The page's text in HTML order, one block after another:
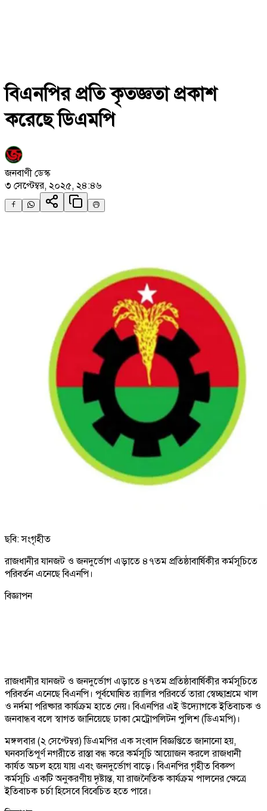
বিএনপির প্রতি কৃতজ্ঞতা প্রকাশ
করেছে ডিএমপি
জনবাণী ডেস্ক
৩ সেপ্টেম্বর, ২০২৫, ২৪:৪৬
ছবি: সংগৃহীত
রাজধানীর যানজট ও জনদুর্ভোগ এড়াতে ৪৭তম প্রতিষ্ঠাবার্ষিকীর কর্মসূচিতে
পরিবর্তন এনেছে বিএনপি।
বিজ্ঞাপন
রাজধানীর যানজট ও জনদুর্ভোগ এড়াতে ৪৭তম প্রতিষ্ঠাবার্ষিকীর কর্মসূচিতে
পরিবর্তন এনেছে বিএনপি। পূর্বঘোষিত র‍্যালির পরিবর্তে তারা স্বেচ্ছাশ্রমে খাল
ও নর্দমা পরিষ্কার কার্যক্রম হাতে নেয়। বিএনপির এই উদ্যোগকে ইতিবাচক ও
জনবান্ধব বলে স্বাগত জানিয়েছে ঢাকা মেট্রোপলিটন পুলিশ (ডিএমপি)।
মঙ্গলবার (২ সেপ্টেম্বর) ডিএমপির এক সংবাদ বিজ্ঞপ্তিতে জানানো হয়,
ঘনবসতিপূর্ণ নগরীতে রাস্তা বন্ধ করে কর্মসূচি আয়োজন করলে রাজধানী
কার্যত অচল হয়ে যায় এবং জনদুর্ভোগ বাড়ে। বিএনপির গৃহীত বিকল্প
কর্মসূচি একটি অনুকরণীয় দৃষ্টান্ত, যা রাজনৈতিক কার্যক্রম পালনের ক্ষেত্রে
ইতিবাচক চর্চা হিসেবে বিবেচিত হতে পারে।